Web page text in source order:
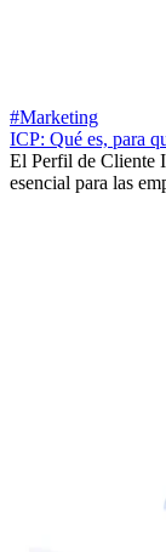
#Marketing
ICP: Qué es, para
El Perfil de Cliente
esencial para las